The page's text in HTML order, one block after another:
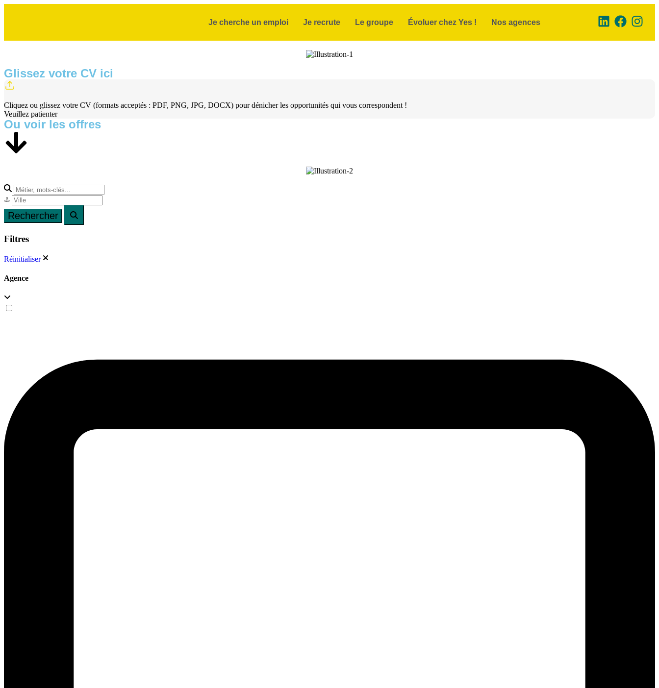
Je cherche un emploi Je recrute Le groupe Évoluer chez Yes ! Nos agences
Glissez votre CV ici
Cliquez ou glissez votre CV (formats acceptés : PDF, PNG, JPG, DOCX) pour dénicher les opportunités qui vous correspondent !
Veuillez patienter
Ou voir les offres​
Filtres
Réinitialiser
Agence